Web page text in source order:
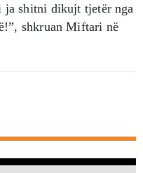
ja shitni dikujt tjetër nga
shkruan Miftari në